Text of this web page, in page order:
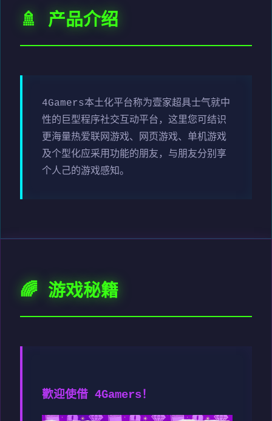
🚿 产品介绍
4Gamers本土化平台称为壹家超具士气就中
性的巨型程序社交互动平台，这里您可结识
更海量热爱联网游戏、网页游戏、单机游戏
及个型化应采用功能的朋友，与朋友分别享
个人己的游戏感知。
🌈 游戏秘籍
歡迎使借 4Gamers！